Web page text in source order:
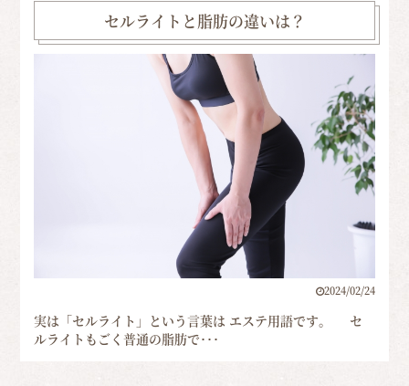
セルライトと脂肪の違いは？
2024/02/24
実は「セルライト」という言葉は エステ用語です。 セ
ルライトもごく普通の脂肪で･･･